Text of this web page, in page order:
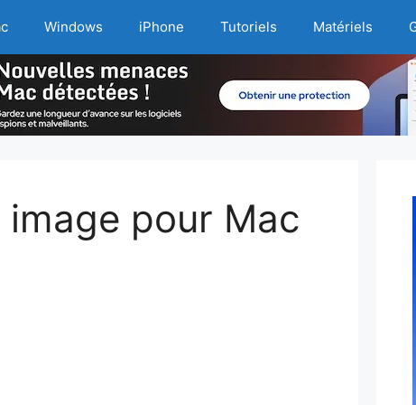
Windows iPhone Tutoriels Matériels
pour Mac